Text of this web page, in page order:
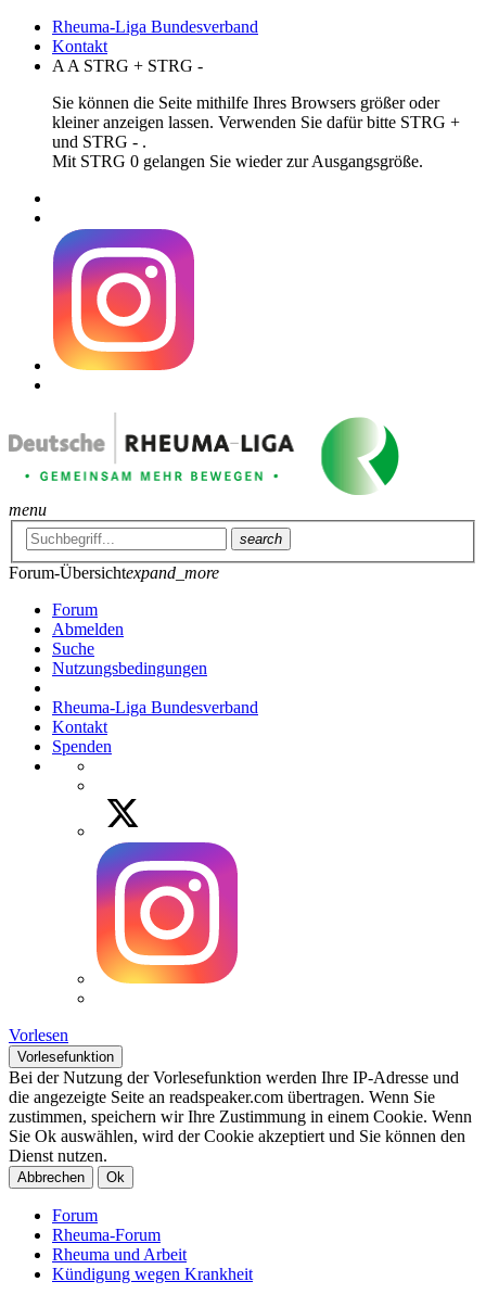
Rheuma-Liga Bundesverband
Kontakt
A A STRG + STRG -
Sie können die Seite mithilfe Ihres Browsers größer oder
kleiner anzeigen lassen. Verwenden Sie dafür bitte STRG +
und STRG - .
Mit STRG 0 gelangen Sie wieder zur Ausgangsgröße.
menu
search
Forum-Übersichtexpand_more
Forum
Abmelden
Suche
Nutzungsbedingungen
Rheuma-Liga Bundesverband
Kontakt
Spenden
Vorlesen
Vorlesefunktion
Bei der Nutzung der Vorlesefunktion werden Ihre IP-Adresse und
die angezeigte Seite an readspeaker.com übertragen. Wenn Sie
zustimmen, speichern wir Ihre Zustimmung in einem Cookie. Wenn
Sie Ok auswählen, wird der Cookie akzeptiert und Sie können den
Dienst nutzen.
Abbrechen Ok
Forum
Rheuma-Forum
Rheuma und Arbeit
Kündigung wegen Krankheit